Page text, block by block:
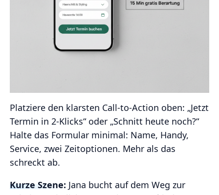
Platziere den klarsten Call‑to‑Action oben: „Jetzt
Termin in 2‑Klicks“ oder „Schnitt heute noch?“
Halte das Formular minimal: Name, Handy,
Service, zwei Zeitoptionen. Mehr als das
schreckt ab.
Kurze Szene: Jana bucht auf dem Weg zur